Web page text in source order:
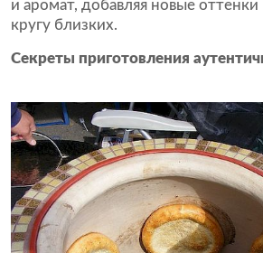
и аромат, добавляя новые оттенки
кругу близких.
Секреты приготовления